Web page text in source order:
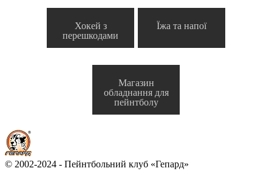
Хокей з
перешкодами
Їжа та напої
Магазин
обладнання для
пейнтболу
© 2002-2024 - Пейнтбольний клуб «Гепард»